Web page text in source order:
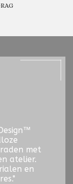
met
atelier.
en